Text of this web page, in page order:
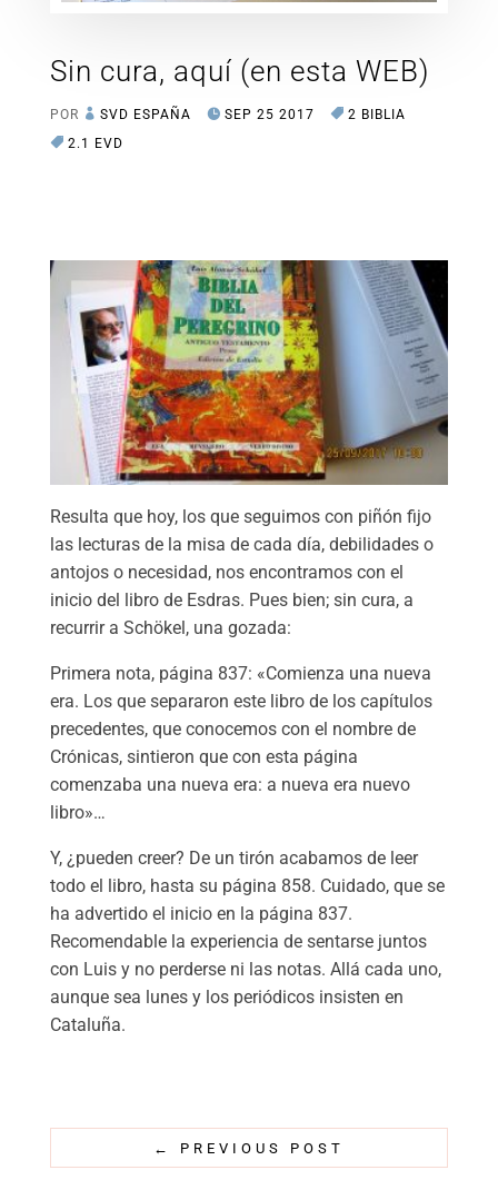
Sin cura, aquí (en esta WEB)
POR SVD ESPAÑA SEP 25 2017
2 BIBLIA
2.1 EVD
Resulta que hoy, los que seguimos con piñón fijo
las lecturas de la misa de cada día, debilidades o
antojos o necesidad, nos encontramos con el
inicio del libro de Esdras. Pues bien; sin cura, a
recurrir a Schökel, una gozada:
Primera nota, página 837: «Comienza una nueva
era. Los que separaron este libro de los capítulos
precedentes, que conocemos con el nombre de
Crónicas, sintieron que con esta página
comenzaba una nueva era: a nueva era nuevo
libro»…
Y, ¿pueden creer? De un tirón acabamos de leer
todo el libro, hasta su página 858. Cuidado, que se
ha advertido el inicio en la página 837.
Recomendable la experiencia de sentarse juntos
con Luis y no perderse ni las notas. Allá cada uno,
aunque sea lunes y los periódicos insisten en
Cataluña.
← PREVIOUS POST